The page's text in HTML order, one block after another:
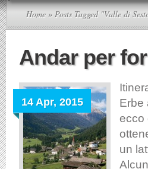
Home » Posts Tagged "Valle di
Andar per
14 Apr, 2015
Erbe
ecco
un